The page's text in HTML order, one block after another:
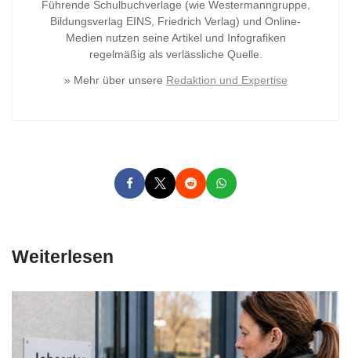
Führende Schulbuchverlage (wie Westermanngruppe,
Bildungsverlag EINS, Friedrich Verlag) und Online-
Medien nutzen seine Artikel und Infografiken
regelmäßig als verlässliche Quelle.
» Mehr über unsere Redaktion und Expertise
Weiterlesen